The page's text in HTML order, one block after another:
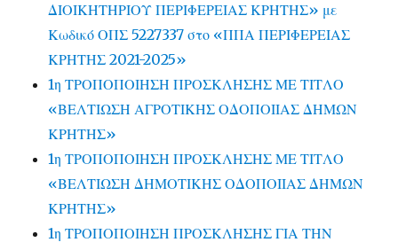
ΔΙΟΙΚΗΤΗΡΙΟΥ ΠΕΡΙΦΕΡΕΙΑΣ ΚΡΗΤΗΣ» με
Κωδικό ΟΠΣ 5227337 στο «ΠΠΑ ΠΕΡΙΦΕΡΕΙΑΣ
ΚΡΗΤΗΣ 2021-2025»
1η ΤΡΟΠΟΠΟΙΗΣΗ ΠΡΟΣΚΛΗΣΗΣ ΜΕ ΤΙΤΛΟ
«ΒΕΛΤΙΩΣΗ ΑΓΡΟΤΙΚΗΣ ΟΔΟΠΟΙΙΑΣ ΔΗΜΩΝ
ΚΡΗΤΗΣ»
1η ΤΡΟΠΟΠΟΙΗΣΗ ΠΡΟΣΚΛΗΣΗΣ ΜΕ ΤΙΤΛΟ
«ΒΕΛΤΙΩΣΗ ΔΗΜΟΤΙΚΗΣ ΟΔΟΠΟΙΙΑΣ ΔΗΜΩΝ
ΚΡΗΤΗΣ»
1η ΤΡΟΠΟΠΟΙΗΣΗ ΠΡΟΣΚΛΗΣΗΣ ΓΙΑ ΤΗΝ